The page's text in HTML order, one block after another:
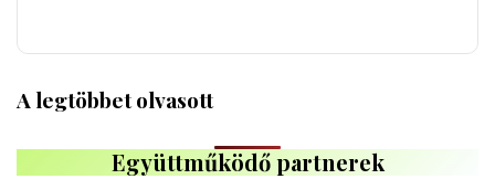
A legtöbbet olvasott
Együttműködő partnerek